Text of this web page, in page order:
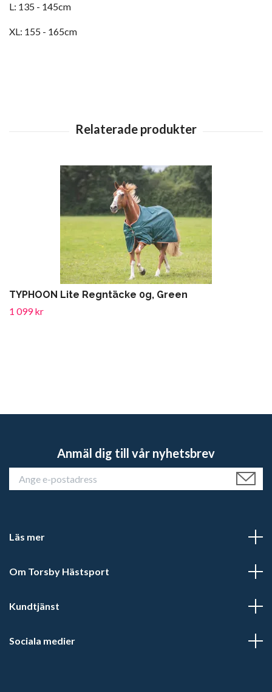
L: 135 - 145cm
XL: 155 - 165cm
TYPHOON Lite Regntäcke 0g, Green
1 099 kr
Anmäl dig till vår nyhetsbrev
Läs mer
Om Torsby Hästsport
Kundtjänst
Sociala medier